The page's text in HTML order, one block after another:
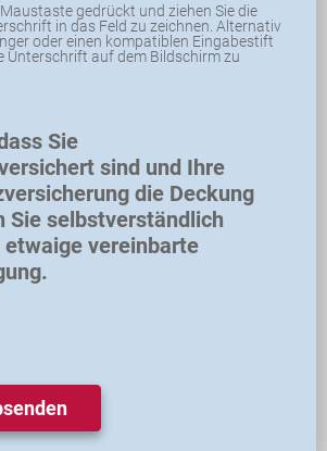
gedrückt und ziehen Sie die
in das Feld zu zeichnen. Alternativ
oder einen kompatiblen Eingabestift
Unterschrift auf dem Bildschirm zu
Sie
sind und Ihre
die Deckung
Sie selbstverständlich
vereinbarte